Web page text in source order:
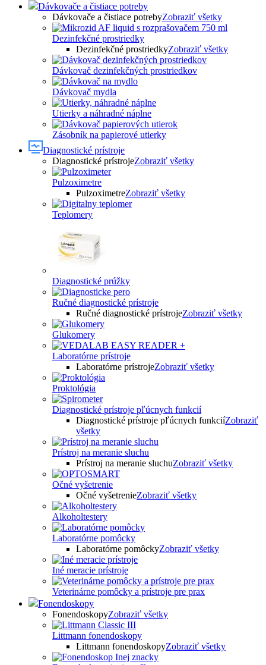
Dávkovače a čistiace potreby
Dávkovače a čistiace potrebyZobraziť všetky
Dezinfekčné prostriedky
Dezinfekčné prostriedkyZobraziť všetky
Dávkovač dezinfekčných prostriedkov
Dávkovač mydla
Utierky a náhradné náplne
Zásobník na papierové utierky
Diagnostické prístroje
Diagnostické prístrojeZobraziť všetky
Pulzoximetre
PulzoximetreZobraziť všetky
Teplomery
Diagnostické prúžky
Ručné diagnostické prístroje
Ručné diagnostické prístrojeZobraziť všetky
Glukomery
Laboratórne prístroje
Laboratórne prístrojeZobraziť všetky
Proktológia
Diagnostické prístroje pľúcnych funkcií
Diagnostické prístroje pľúcnych funkciíZobraziť
všetky
Prístroj na meranie sluchu
Prístroj na meranie sluchuZobraziť všetky
Očné vyšetrenie
Očné vyšetrenieZobraziť všetky
Alkoholtestery
Laboratórne pomôcky
Laboratórne pomôckyZobraziť všetky
Iné meracie prístroje
Veterinárne pomôcky a prístroje pre prax
Fonendoskopy
FonendoskopyZobraziť všetky
Littmann fonendoskopy
Littmann fonendoskopyZobraziť všetky